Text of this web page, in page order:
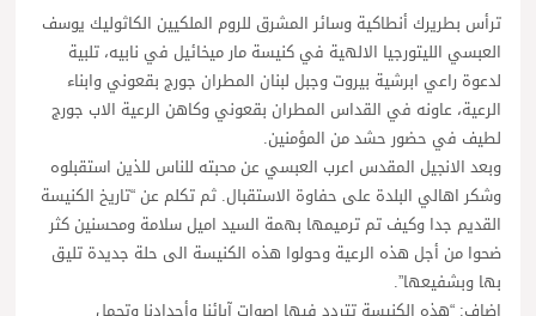
ترأس بطريرك أنطاكية وسائر المشرق للروم الملكيين الكاثوليك يوسف
العبسي الليتورجيا الالهية في كنيسة مار ميخائيل في نابيه، تلبية
لدعوة راعي ابرشية بيروت وجبل لبنان المطران جورج بقعوني وابناء
الرعية، عاونه في القداس المطران بقعوني وكاهن الرعية الاب جورج
لطيف في حضور حشد من المؤمنين.
وبعد الانجيل المقدس اعرب العبسي عن محبته للناس للذين استقبلوه
وشكر اهالي البلدة على حفاوة الاستقبال. ثم تكلم عن “تاريخ الكنيسة
القديم جدا وكيف تم ترميمها بهمة السيد اميل سلامة ومحسنين كثر
ضحوا من أجل هذه الرعية وحولوا هذه الكنيسة الى حلة جديدة تليق
بها وبشفيعها”.